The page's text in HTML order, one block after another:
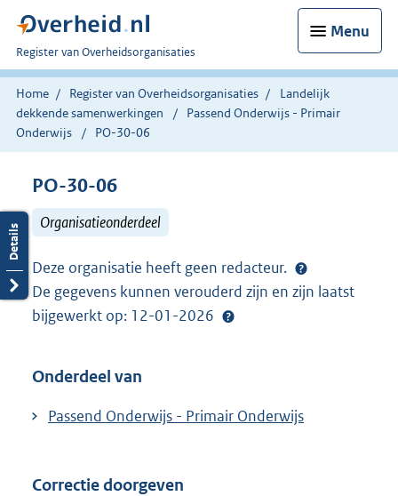
Menu
U
bent
nu
hier:
Register van Overheidsorganisaties
Home Register van Overheidsorganisaties
Landelijk
dekkende samenwerkingen
Passend Onderwijs - Primair
Onderwijs
PO-30-06
PO-30-06
Organisatieonderdeel
Deze organisatie heeft geen redacteur.
De gegevens kunnen verouderd zijn en zijn laatst
bijgewerkt op: 12-01-2026
Onderdeel van
Passend Onderwijs - Primair Onderwijs
Correctie doorgeven